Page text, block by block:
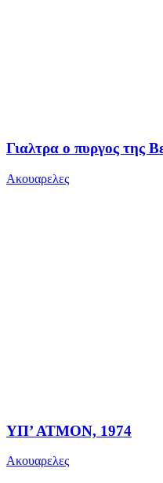
Γιαλτρα ο πυργος της
Ακουαρελες
ΥΠ’ ΑΤΜΟΝ, 1974
Ακουαρελες